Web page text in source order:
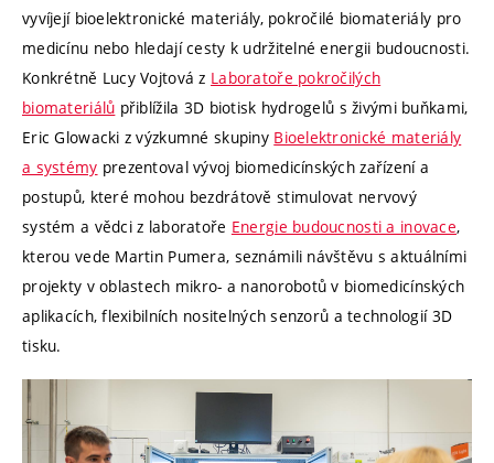
vyvíjejí bioelektronické materiály, pokročilé biomateriály pro
medicínu nebo hledají cesty k udržitelné energii budoucnosti.
Konkrétně Lucy Vojtová z Laboratoře pokročilých
biomateriálů přiblížila 3D biotisk hydrogelů s živými buňkami,
Eric Glowacki z výzkumné skupiny Bioelektronické materiály
a systémy prezentoval vývoj biomedicínských zařízení a
postupů, které mohou bezdrátově stimulovat nervový
systém a vědci z laboratoře Energie budoucnosti a inovace,
kterou vede Martin Pumera, seznámili návštěvu s aktuálními
projekty v oblastech mikro- a nanorobotů v biomedicínských
aplikacích, flexibilních nositelných senzorů a technologií 3D
tisku.